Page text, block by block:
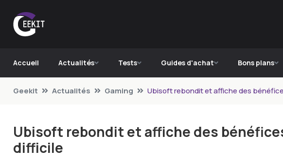
Accueil Actualités Tests Guides d'achat Bons plans
Geekit Actualités Gaming Ubisoft rebondit et affiche des
Ubisoft rebondit et affiche des
difficile